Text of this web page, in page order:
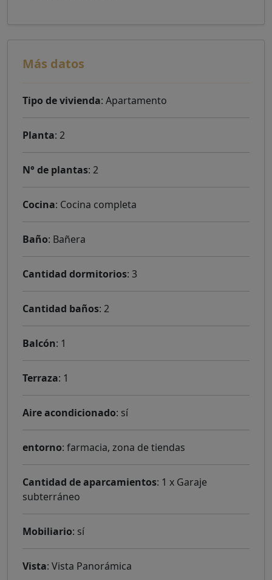
Más datos
Tipo de vivienda: Apartamento
Planta: 2
N° de plantas: 2
Cocina: Cocina completa
Baño: Bañera
Cantidad dormitorios: 3
Cantidad baños: 2
Balcón: 1
Terraza: 1
Aire acondicionado: sí
entorno: farmacia, zona de tiendas
Cantidad de aparcamientos: 1 x Garaje
subterráneo
Mobiliario: sí
Vista: Vista Panorámica